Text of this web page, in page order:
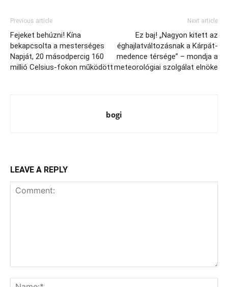
Previous article
Fejeket behúzni! Kína
bekapcsolta a mesterséges
Napját, 20 másodpercig 160
millió Celsius-fokon működött
Next article
Ez baj! „Nagyon kitett az
éghajlatváltozásnak a Kárpát-
medence térsége” – mondja a
meteorológiai szolgálat elnöke
bogi
LEAVE A REPLY